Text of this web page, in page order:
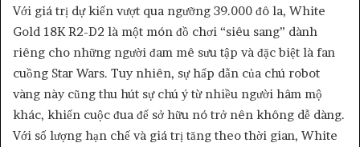
Với giá trị dự kiến vượt qua ngưỡng 39.000 đô la, White
Gold 18K R2-D2 là một món đồ chơi “siêu sang” dành
riêng cho những người đam mê sưu tập và đặc biệt là fan
cuồng Star Wars. Tuy nhiên, sự hấp dẫn của chú robot
vàng này cũng thu hút sự chú ý từ nhiều người hâm mộ
khác, khiến cuộc đua để sở hữu nó trở nên không dễ dàng.
Với số lượng hạn chế và giá trị tăng theo thời gian, White